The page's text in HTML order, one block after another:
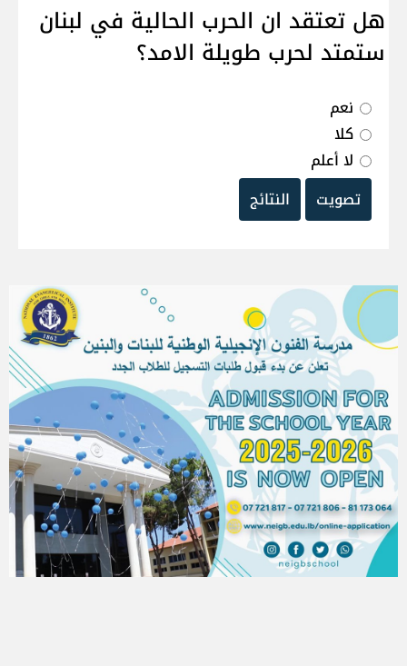
هل تعتقد ان الحرب الحالية في لبنان
ستمتد لحرب طويلة الامد؟
نعم
كلا
لا أعلم
تصويت
النتائج